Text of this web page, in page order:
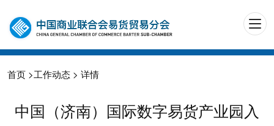
首页 >工作动态 > 详情
中国（济南）国际数字易货产业园入